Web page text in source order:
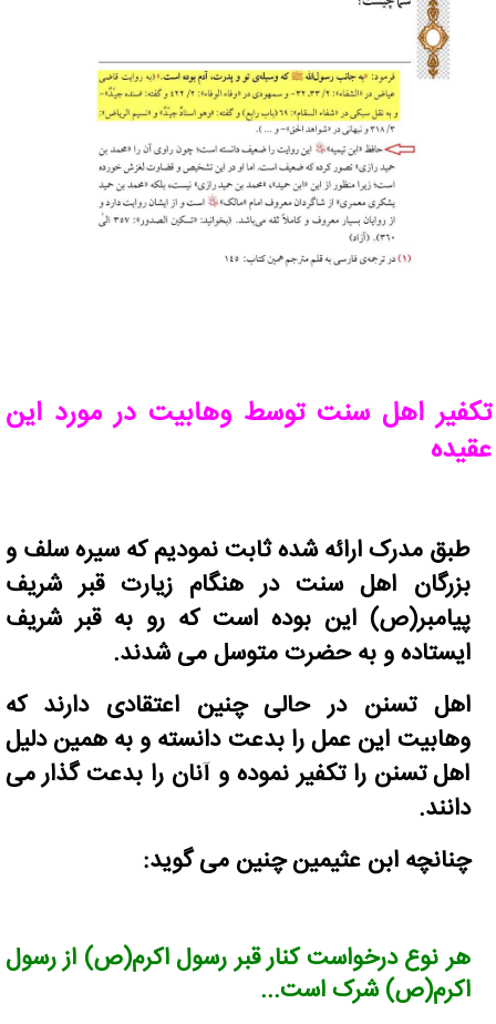
تکفیر اهل سنت توسط وهابیت در مورد این
عقیده
طبق مدرک ارائه شده ثابت نمودیم که سیره سلف و
بزرگان اهل سنت در هنگام زیارت قبر شریف
پیامبر(ص) این بوده است که رو به قبر شریف
ایستاده و به حضرت متوسل می شدند.
اهل تسنن در حالی چنین اعتقادی دارند که
وهابیت این عمل را بدعت دانسته و به همین دلیل
اهل تسنن را تکفیر نموده و آنان را بدعت گذار می
دانند.
چنانچه ابن عثیمین چنین می گوید:
هر نوع درخواست کنار قبر رسول اکرم(ص) از رسول
اکرم(ص) شرک است...